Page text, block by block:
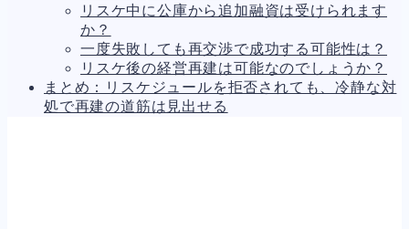
リスケ中に公庫から追加融資は受けられます
か？
一度失敗しても再交渉で成功する可能性は？
リスケ後の経営再建は可能なのでしょうか？
まとめ：リスケジュールを拒否されても、冷静な対
処で再建の道筋は見出せる